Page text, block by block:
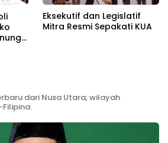
Eksekutif dan Legislatif
Mitra Resmi Sepakati KUA
dari Nusa Utara, wilayah